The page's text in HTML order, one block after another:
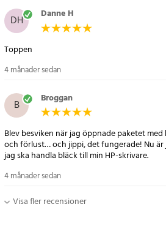
DESKJET 2511
DESKJET 2512
DESKJET 2512 AIO CX028A
DESKJET 2514
DESKJET 2514 AIO CX029A
DESKJET 2540 ALL-IN-ONE
DESKJET 2541
DESKJET 2542
DESKJET 2542 ALL-IN-ONE
DESKJET 2543
DESKJET 2544
DESKJET 2544 ALL-IN-ONE
DESKJET 2545 GRAY
DH Danne H
Toppen
4 månader sedan
B Broggan
Blev besviken när jag öppnade paketet
och förlust… och jippi, det fungerade! Nu
jag ska handla bläck till min HP-skrivare.
4 månader sedan
Visa fler recensioner